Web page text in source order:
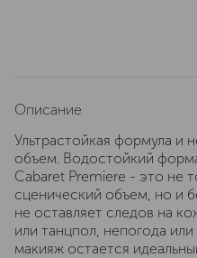
Описание
Ультрастойкая формула и
объем. Водостойкий
Cabaret Premiere - это не
сценический объем, но и
не оставляет следов на
или танцпол, непогода
макияж остается